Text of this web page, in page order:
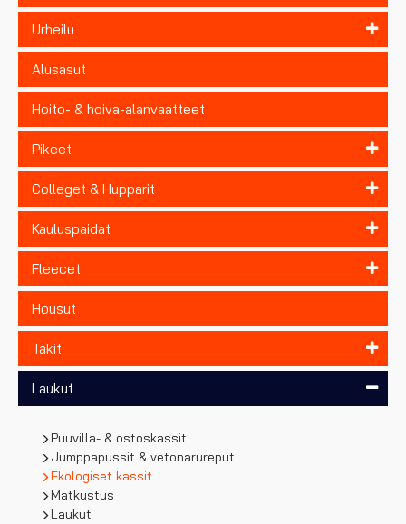
Urheilu
Alusasut
Hoito- & hoiva-alanvaatteet
Pikeet
Colleget & Hupparit
Kauluspaidat
Fleecet
Housut
Takit
Laukut
Puuvilla- & ostoskassit
Jumppapussit & vetonarureput
Ekologiset kassit
Matkustus
Laukut